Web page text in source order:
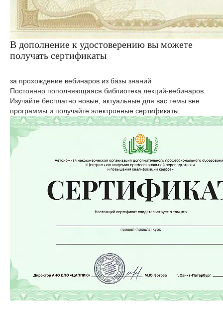
В дополнение к удостоверению вы можете
получать сертификаты
за прохождение вебинаров из базы знаний
Постоянно пополняющаяся библиотека лекций-вебинаров.
Изучайте бесплатно новые, актуальные для вас темы вне
программы и получайте электронные сертификаты.